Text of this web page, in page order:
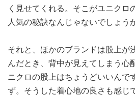
く見せてくれる。そこがユニクロ
人気の秘訣なんじゃないでしょう
それと、ほかのブランドは股上が
んだとき、背中が見えてしまう心
ニクロの股上はちょうどいいんで
ず。そうした着心地の良さも感じ